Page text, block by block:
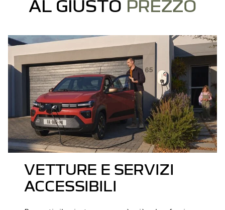
AL GIUSTO PREZZO
VETTURE E SERVIZI
ACCESSIBILI